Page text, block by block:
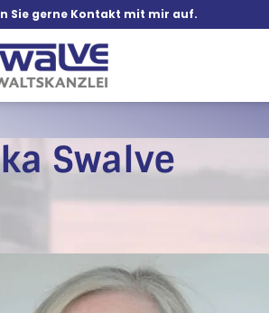
Sie gerne Kontakt mit mir auf.
Swalve